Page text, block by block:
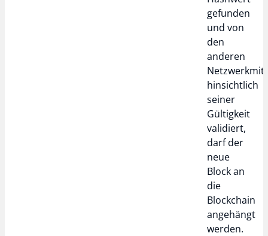
gefunden
und von
den
anderen
hinsichtlich
seiner
Gültigkeit
validiert,
darf der
neue
Block an
die
Blockchain
angehängt
werden.